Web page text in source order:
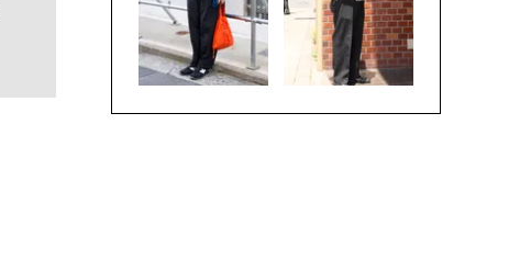
催。都内百貨店初の試み
「BAKUNE Dry Pro」